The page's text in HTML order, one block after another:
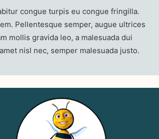
congue turpis eu congue fringilla.
Pellentesque semper, augue ultrices
mollis gravida leo, a malesuada dui
nisl nec, semper malesuada justo.